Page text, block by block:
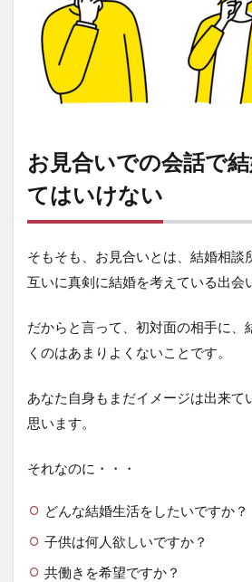
お見合いでの会話で
てはいけない
そもそも、お見合いとは、結婚相談
互いに真剣に結婚を考えている出会
だからと言って、初対面の相手に、
くのはあまりよくないことです。
あなた自身もまだイメージは出来て
思います。
それなのに・・・
どんな結婚生活をしたいですか？
子供は何人欲しいですか？
共働きを希望ですか？